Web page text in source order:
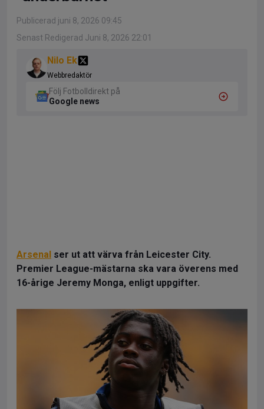
Publicerad juni 8, 2026 09:45
Senast Redigerad Juni 8, 2026 22:01
Nilo Ek
Webbredaktör
Följ Fotbolldirekt på
Google news
Arsenal ser ut att värva från Leicester City.
Premier League-mästarna ska vara överens med
16-årige Jeremy Monga, enligt uppgifter.